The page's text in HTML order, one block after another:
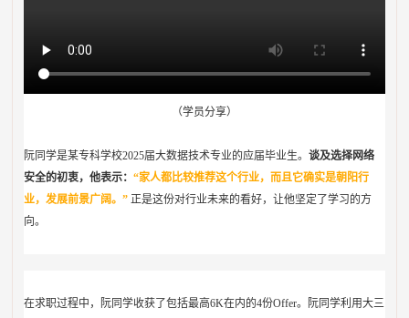
（学员分享）
阮同学是某专科学校2025届大数据技术专业的应届毕业生。谈及选择网络
安全的初衷，他表示：“家人都比较推荐这个行业，而且它确实是朝阳行
业，发展前景广阔。” 正是这份对行业未来的看好，让他坚定了学习的方
向。
在求职过程中，阮同学收获了包括最高6K在内的4份Offer。阮同学利用大三